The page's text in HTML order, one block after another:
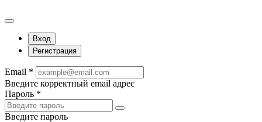
Вход
Регистрация
Email *
Введите корректный email адрес
Пароль *
Введите пароль